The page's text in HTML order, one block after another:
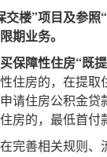
交楼”项目及参照
期业务。
保障性住房“既提
住房的，在提取
请住房公积金贷
房的，最低首付
善相关规则、